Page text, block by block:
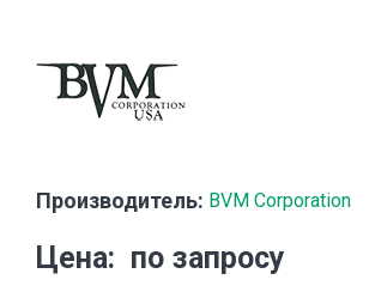
Производитель: BVM Corporation
Цена по запросу